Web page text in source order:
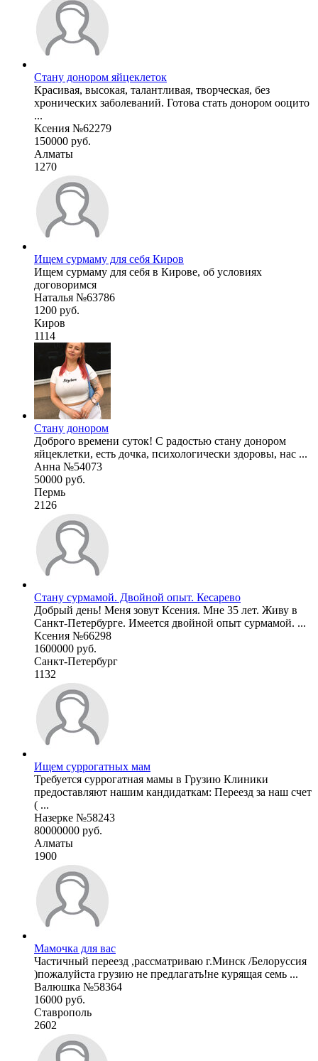
Стану донором яйцеклеток
Красивая, высокая, талантливая, творческая, без
хронических заболеваний. Готова стать донором ооцито
...
Ксения №62279
150000 руб.
Алматы
1270
Ищем сурмаму для себя Киров
Ищем сурмаму для себя в Кирове, об условиях
договоримся
Наталья №63786
1200 руб.
Киров
1114
Стану донором
Доброго времени суток! С радостью стану донором
яйцеклетки, есть дочка, психологически здоровы, нас ...
Анна №54073
50000 руб.
Пермь
2126
Стану сурмамой. Двойной опыт. Кесарево
Добрый день! Меня зовут Ксения. Мне 35 лет. Живу в
Санкт-Петербурге. Имеется двойной опыт сурмамой. ...
Ксения №66298
1600000 руб.
Санкт-Петербург
1132
Ищем суррогатных мам
Требуется суррогатная мамы в Грузию Клиники
предоставляют нашим кандидаткам: Переезд за наш счет
( ...
Назерке №58243
80000000 руб.
Алматы
1900
Мамочка для вас
Частичный переезд ,рассматриваю г.Минск /Белоруссия
)пожалуйста грузию не предлагать!не курящая семь ...
Валюшка №58364
16000 руб.
Ставрополь
2602